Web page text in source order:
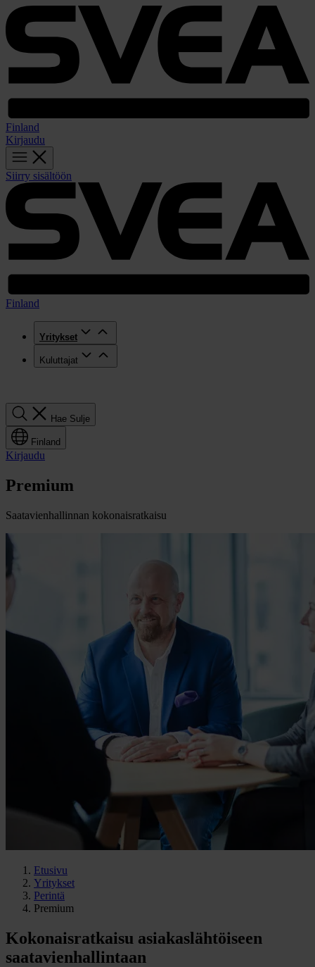
Finland
Kirjaudu
Siirry sisältöön
Finland
Yritykset
Kuluttajat
Hae Sulje
Finland
Kirjaudu
Premium
Saatavienhallinnan kokonaisratkaisu
Etusivu
Yritykset
Perintä
Premium
Kokonaisratkaisu asiakaslähtöiseen
saatavienhallintaan